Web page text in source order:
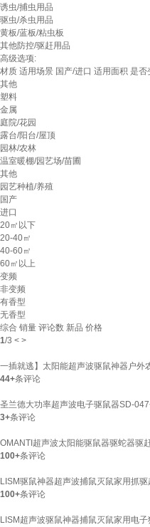
诱虫/捕虫用品
驱虫/杀虫用品
黄板/蓝板/粘虫板
其他防控/驱赶用品
高级选项:
材质 适用场景 国产/进口 适用面积 是否
其他
塑料
金属
庭院/花园
露台/阳台/屋顶
园林/农林
温室暖棚/园艺场/苗圃
其他
园艺种植/养殖
国产
进口
20㎡以下
20-40㎡
40-60㎡
60㎡以上
变频
非变频
有香型
无香型
综合 销量 评论数 新品 价格
1/3 < >
一插就逃】太阳能超声波驱鼠神器户外
44+条评论
圣兰德大功率超声波电子驱鼠器SD-
3+条评论
OMANTI超声波太阳能驱鼠器驱蛇器驱
100+条评论
LISM驱鼠神器超声波捕鼠灭鼠家用抓
100+条评论
LISM超声波驱鼠神器捕鼠灭鼠家用电